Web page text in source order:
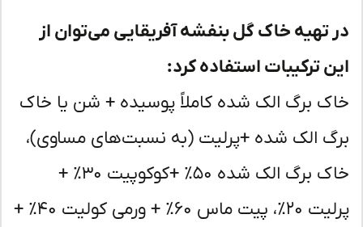
تهیه خاک گل بنفشه آفریقایی می‌توان از
ترکیبات استفاده کرد:
برگ الک شده کاملاً پوسیده + شن یا خاک
الک شده +پرلیت (به نسبت‌های مساوی)،
خاک برگ الک شده ۵۰٪ +کوکوپیت ۳۰٪ +
پرلیت ۲۰٪، پیت ماس ۶۰٪ + ورمی کولیت ۴۰٪ +